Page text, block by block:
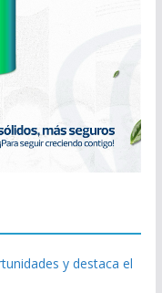
y destaca el